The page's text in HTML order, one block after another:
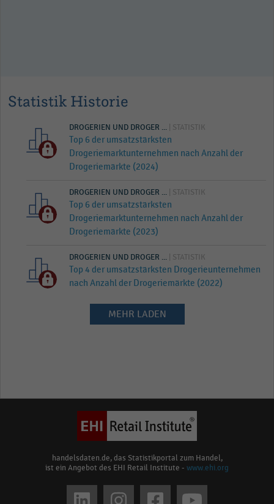
Statistik Historie
DROGERIEN UND DROGER ... | STATISTIK
Top 6 der umsatzstärksten
Drogeriemarktunternehmen nach Anzahl der
Drogeriemärkte (2024)
DROGERIEN UND DROGER ... | STATISTIK
Top 6 der umsatzstärksten
Drogeriemarktunternehmen nach Anzahl der
Drogeriemärkte (2023)
DROGERIEN UND DROGER ... | STATISTIK
Top 4 der umsatzstärksten Drogerieunternehmen
nach Anzahl der Drogeriemärkte (2022)
MEHR LADEN
handelsdaten.de, das Statistikportal zum Handel,
ist ein Angebot des EHI Retail Institute - www.ehi.org